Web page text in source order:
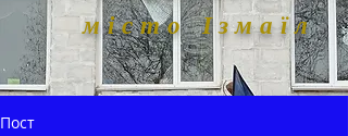
місто Ізмаїл
Пост